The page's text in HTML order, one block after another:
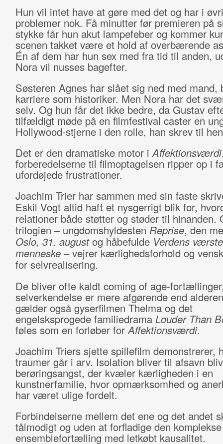
Hun vil intet have at gøre med det og har i
problemer nok. Få minutter før premieren på
stykke får hun akut lampefeber og kommer
scenen takket være et hold af overbærende
Én af dem har hun sex med fra tid til anden,
Nora vil nusses bagefter.
Søsteren Agnes har slået sig ned med mand,
karriere som historiker. Men Nora har det
selv. Og hun får det ikke bedre, da Gustav
tilfældigt møde på en filmfestival caster en
Hollywood-stjerne i den rolle, han skrev til
Det er den dramatiske motor iAffektionsværdi
forberedelserne til filmoptagelsen ripper op i
ufordøjede frustrationer.
Joachim Trier har sammen med sin faste
Eskil Vogt altid haft et nysgerrigt blik for,
relationer både støtter og støder til hinanden.
trilogien – ungdomshyldesten Reprise, den
Oslo, 31. august og håbefulde Verdens værste
menneske – vejrer kærlighedsforhold og
for selvrealisering.
De bliver ofte kaldt coming of age-
selverkendelse er mere afgørende end
gælder også gyserfilmen Thelma og det
engelsksprogede familiedrama Louder Than
føles som en forløber forAffektionsværdi.
Joachim Triers sjette spillefilm demonstrerer,
traumer går i arv. Isolation bliver til afsavn
berøringsangst, der kvæler kærligheden i en
kunstnerfamilie, hvor opmærksomhed og
har været ulige fordelt.
Forbindelserne mellem det ene og det andet
tålmodigt og uden at forfladige den komplekse
ensemblefortælling med letkøbt kausalitet.